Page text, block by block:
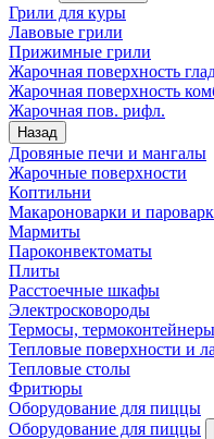
Грили для куры
Лавовые грили
Прижимные грили
Жарочная поверхность
Жарочная поверхность
Жарочная пов. рифл.
Назад
Дровяные печи и мангалы
Жарочные поверхности
Коптильни
Макароноварки и
Мармиты
Пароконвектоматы
Плиты
Расстоечные шкафы
Электросковороды
Термосы,
Тепловые поверхности и
Тепловые столы
Фритюры
Оборудование для пиццы
Оборудование для пиццы